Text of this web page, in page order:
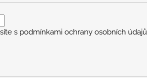
s podmínkami ochrany osobních údajů